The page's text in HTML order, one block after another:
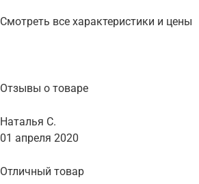
Смотреть все характеристики и цены
Отзывы о товаре
Наталья С.
01 апреля 2020
Отличный товар